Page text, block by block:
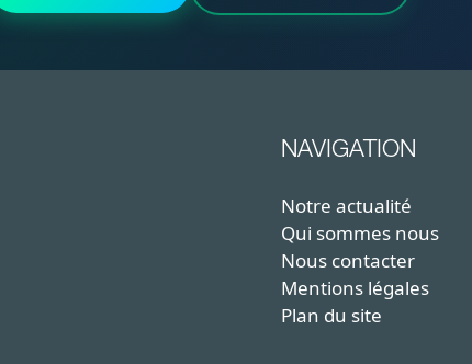
NAVIGATION
Notre actualité
Qui sommes nous
Nous contacter
Mentions légales
Plan du site